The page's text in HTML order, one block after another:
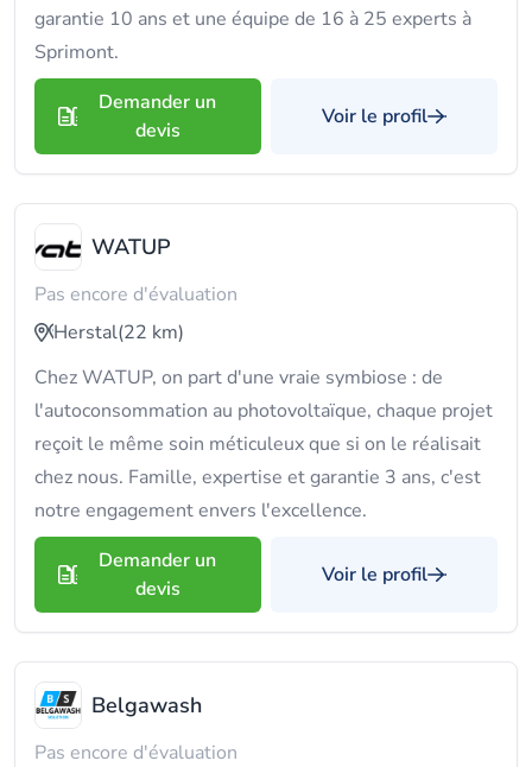
garantie 10 ans et une équipe de 16 à 25 experts à
Sprimont.
Demander un
devis
Voir le profil
WATUP
Pas encore d'évaluation
Herstal(22 km)
Chez WATUP, on part d'une vraie symbiose : de
l'autoconsommation au photovoltaïque, chaque projet
reçoit le même soin méticuleux que si on le réalisait
chez nous. Famille, expertise et garantie 3 ans, c'est
notre engagement envers l'excellence.
Demander un
devis
Voir le profil
Belgawash
Pas encore d'évaluation